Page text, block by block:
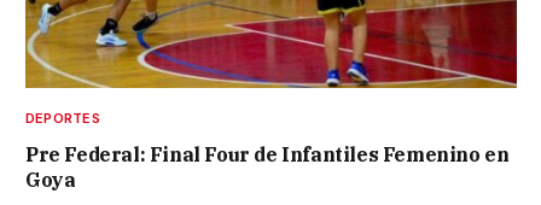
DEPORTES
Pre Federal: Final Four de Infantiles Femenino en
Goya